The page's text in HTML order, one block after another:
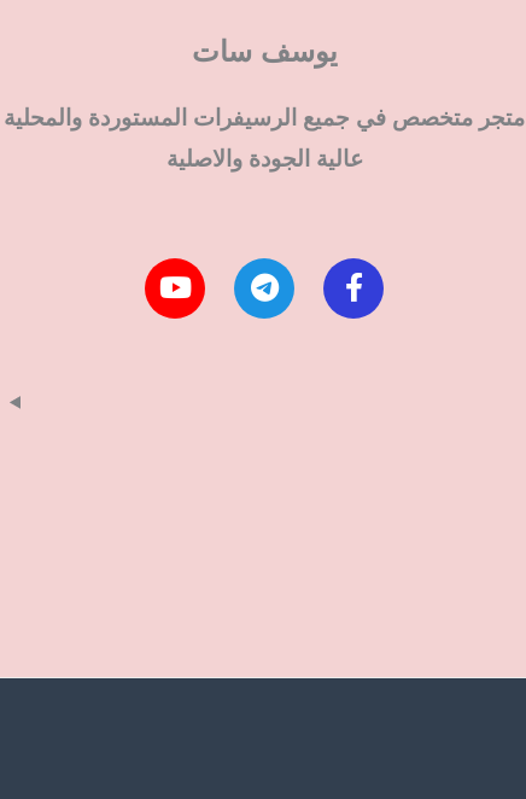
يوسف سات
متجر متخصص في جميع الرسيفرات المستوردة والمحلية
عالية الجودة والاصلية